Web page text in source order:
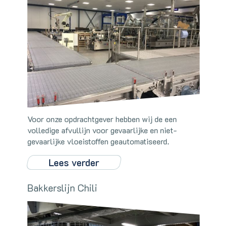
Voor onze opdrachtgever hebben wij de een
volledige afvullijn voor gevaarlijke en niet-
gevaarlijke vloeistoffen geautomatiseerd.
Lees verder
Bakkerslijn Chili